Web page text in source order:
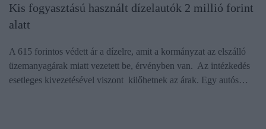
Kis fogyasztású használt dízelautók 2 millió forint
alatt
A 615 forintos védett ár a dízelre, amit a kormányzat az elszálló
üzemanyagárak miatt vezetett be, érvényben van. Az intézkedés
esetleges kivezetésével viszont kilőhetnek az árak. Egy autós…